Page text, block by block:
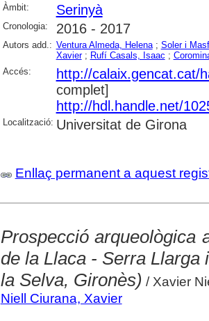
Àmbit: Serinyà
Cronologia: 2016 - 2017
Autors add.: Ventura Almeda, Helena; Soler i
Xavier; Rufí Casals, Isaac ;
Accés:
http://calaix.gencat.cat/
complet]
http://hdl.handle.net/
Localització: Universitat de Girona
Enllaç permanent a aquest
Prospecció arqueològica
de la Llaca - Serra
la Selva, Gironès) / Xavier
Niell Ciurana, Xavier